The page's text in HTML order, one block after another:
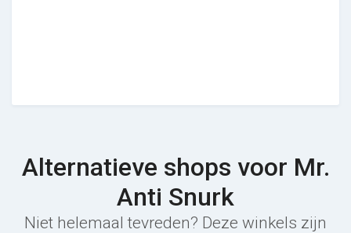
Alternatieve shops voor Mr.
Anti Snurk
Niet helemaal tevreden? Deze winkels zijn